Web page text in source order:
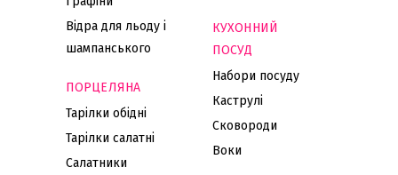
Відра для льоду і
шампанського
ПОРЦЕЛЯНА
Тарілки обідні
Тарілки салатні
Салатники
КУХОННИЙ
ПОСУД
Набори посуду
Каструлі
Сковороди
Воки